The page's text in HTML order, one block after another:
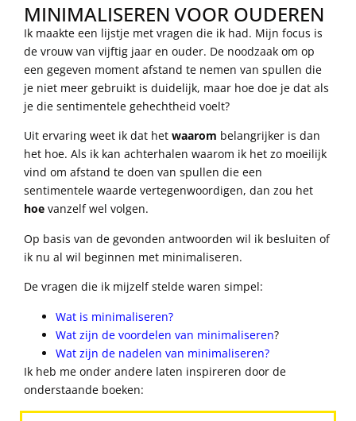
MINIMALISEREN VOOR OUDEREN
Ik maakte een lijstje met vragen die ik had. Mijn focus is
de vrouw van vijftig jaar en ouder. De noodzaak om op
een gegeven moment afstand te nemen van spullen die
je niet meer gebruikt is duidelijk, maar hoe doe je dat als
je die sentimentele gehechtheid voelt?
Uit ervaring weet ik dat het waarom belangrijker is dan
het hoe. Als ik kan achterhalen waarom ik het zo moeilijk
vind om afstand te doen van spullen die een
sentimentele waarde vertegenwoordigen, dan zou het
hoe vanzelf wel volgen.
Op basis van de gevonden antwoorden wil ik besluiten of
ik nu al wil beginnen met minimaliseren.
De vragen die ik mijzelf stelde waren simpel:
Wat is minimaliseren?
Wat zijn de voordelen van minimaliseren?
Wat zijn de nadelen van minimaliseren?
Ik heb me onder andere laten inspireren door de
onderstaande boeken: